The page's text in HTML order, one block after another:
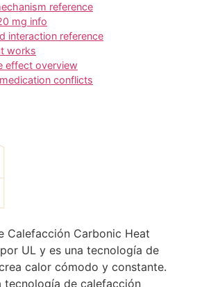
reference
mg info
interaction reference
works
effect overview
conflicts
Calefacción Carbonic Heat
UL y es una tecnología de
calor cómodo y constante.
tecnología de calefacción